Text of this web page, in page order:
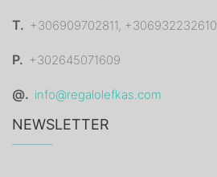
T. +306909702811, +306932232610
P. +302645071609
@. info@regalolefkas.com
NEWSLETTER